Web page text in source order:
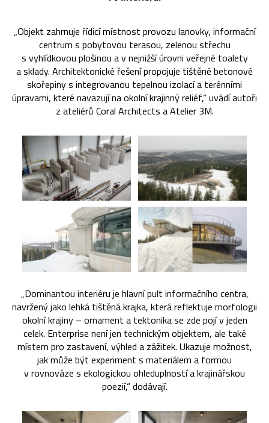
„Objekt zahrnuje řídicí místnost provozu lanovky, informační
centrum s pobytovou terasou, zelenou střechu
s vyhlídkovou plošinou a v nejnižší úrovni veřejné toalety
a sklady. Architektonické řešení propojuje tištěné betonové
skořepiny s integrovanou tepelnou izolací a terénními
úpravami, které navazují na okolní krajinný reliéf,“ uvádí autoři
z ateliérů Coral Architects a Atelier 3M.
„Dominantou interiéru je hlavní pult informačního centra,
navržený jako lehká tištěná krajka, která reflektuje morfologii
okolní krajiny – ornament a tektonika se zde pojí v jeden
celek. Enterprise není jen technickým objektem, ale také
místem pro zastavení, výhled a zážitek. Ukazuje možnost,
jak může být experiment s materiálem a formou
v rovnováze s ekologickou ohleduplností a krajinářskou
poezií,“ dodávají.